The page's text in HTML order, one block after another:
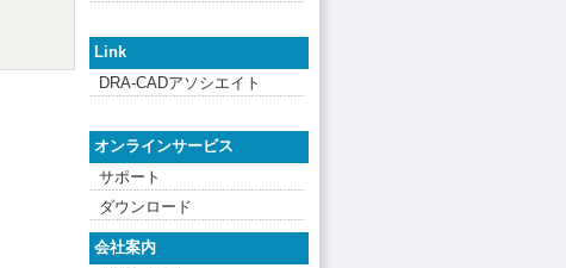
Link
DRA-CADアソシエイト
オンラインサービス
サポート
ダウンロード
会社案内